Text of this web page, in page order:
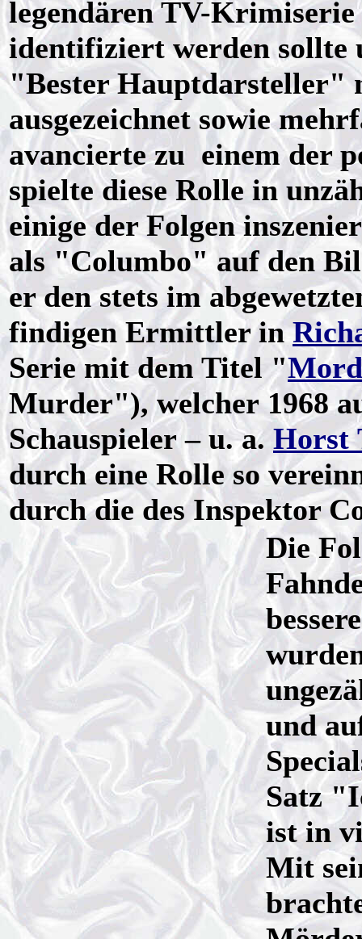
legendären TV-
identifiziert werden sollte
"Bester Hauptdarsteller"
ausgezeichnet sowie
avancierte zu einem der
spielte diese Rolle in
einige der Folgen
als "Columbo" auf den
er den stets im
findigen Ermittler in
Serie mit dem Titel "
Murder"), welcher 1968
Schauspieler – u. a. Horst
durch eine Rolle so
durch die des Inspektor
Die
und
Satz
ist in
Mit